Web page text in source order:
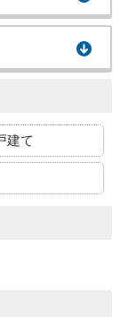
建て